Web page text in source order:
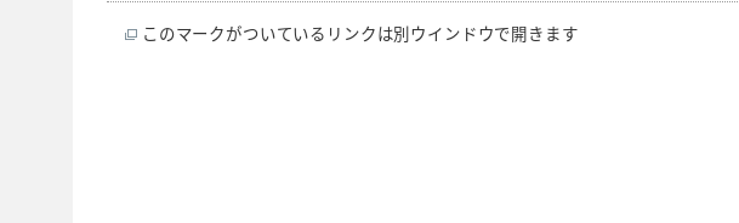
このマークがついているリンクは別ウインドウで開きます